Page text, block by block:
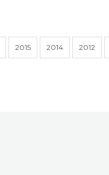
2015 2014 2012